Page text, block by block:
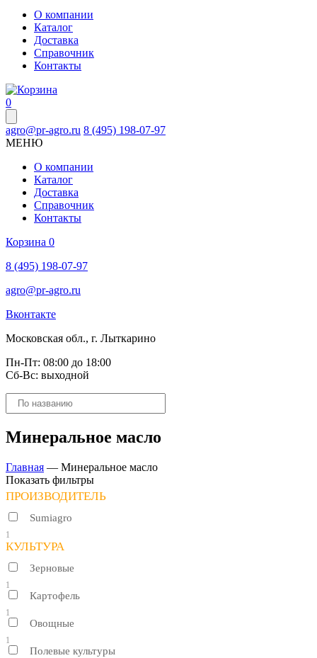
О компании
Каталог
Доставка
Справочник
Контакты
0
agro@pr-agro.ru 8 (495) 198-07-97
МЕНЮ
О компании
Каталог
Доставка
Справочник
Контакты
Корзина 0
8 (495) 198-07-97
agro@pr-agro.ru
Вконтакте
Московская обл., г. Лыткарино
Пн-Пт: 08:00 до 18:00
Сб-Вс: выходной
Поиск
товаров
Минеральное масло
Главная — Минеральное масло
Показать фильтры
ПРОИЗВОДИТЕЛЬ
Sumiagro
1
КУЛЬТУРА
Зерновые
1
Картофель
1
Овощные
1
Полевые культуры